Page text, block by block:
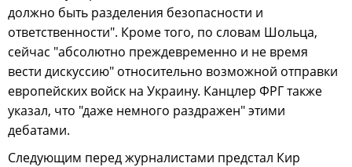
должно быть разделения безопасности и
ответственности". Кроме того, по словам Шольца,
сейчас "абсолютно преждевременно и не время
вести дискуссию" относительно возможной отправки
европейских войск на Украину. Канцлер ФРГ также
указал, что "даже немного раздражен" этими
дебатами.
Следующим перед журналистами предстал Кир